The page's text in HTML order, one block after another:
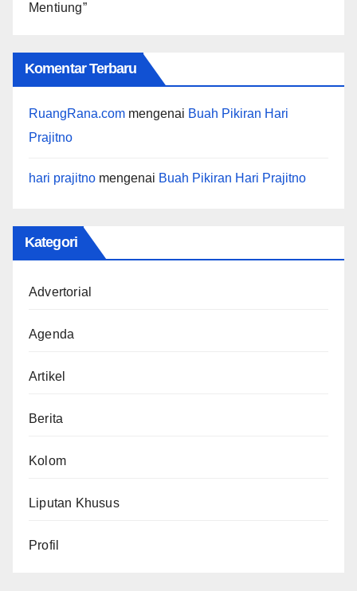
Mentiung”
Komentar Terbaru
RuangRana.com mengenai Buah Pikiran Hari
Prajitno
hari prajitno mengenai Buah Pikiran Hari Prajitno
Kategori
Advertorial
Agenda
Artikel
Berita
Kolom
Liputan Khusus
Profil